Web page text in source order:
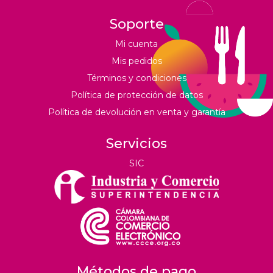
Soporte
Mi cuenta
Mis pedidos
Términos y condiciones
Política de protección de datos
Política de devolución en venta y garantía
Servicios
SIC